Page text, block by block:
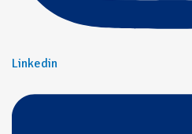
Linkedin